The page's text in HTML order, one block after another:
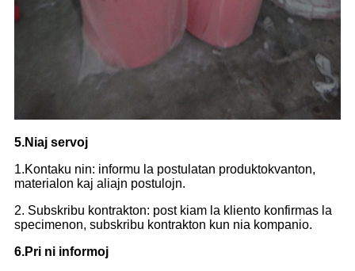
5.Niaj servoj
1.Kontaku nin: informu la postulatan produktokvanton,
materialon kaj aliajn postulojn.
2. Subskribu kontrakton: post kiam la kliento konfirmas la
specimenon, subskribu kontrakton kun nia kompanio.
6.Pri ni informoj